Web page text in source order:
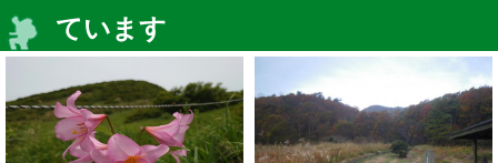
ています